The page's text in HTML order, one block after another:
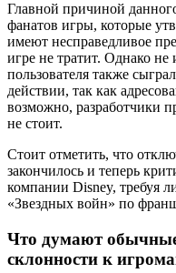
Главной причиной
фанатов игры, которые
имеют несправедливое
игре не тратит. Однако
пользователя также
действии, так как
возможно, разработчики
не стоит.
Стоит отметить, что
закончилось и теперь
компании Disney, требуя
«Звездных войн» по
Что думают
склонности к